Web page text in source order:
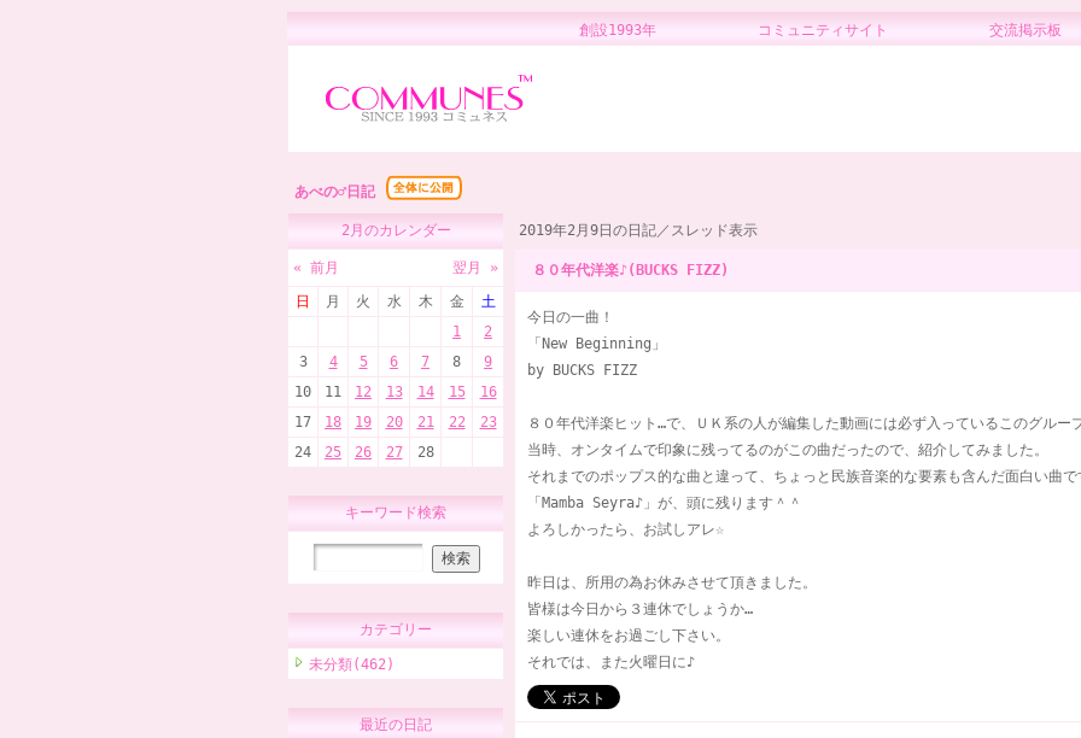
創設1993年 コミュニティサイト 交流掲示板
あべの♂日記
2月のカレンダー
« 前月
翌月 »
日
月 火 水 木 金
土
1
2
3
4 5 6 7 8
9
10
11 12 13 14 15
16
17
18 19 20 21 22
23
24
25 26 27 28
キーワード検索
カテゴリー
未分類(462)
最近の日記
2019年2月9日の日記／スレッド表示
８０年代洋楽♪(BUCKS FIZZ)
今日の一曲！
「New Beginning」
by BUCKS FIZZ
８０年代洋楽ヒット…で、ＵＫ系の人が編集した動画には必ず入っているこのグループ
当時、オンタイムで印象に残ってるのがこの曲だったので、紹介してみました。
それまでのポップス的な曲と違って、ちょっと民族音楽的な要素も含んだ面白い曲で
「Mamba Seyra♪」が、頭に残ります＾＾
よろしかったら、お試しアレ☆
昨日は、所用の為お休みさせて頂きました。
皆様は今日から３連休でしょうか…
楽しい連休をお過ごし下さい。
それでは、また火曜日に♪